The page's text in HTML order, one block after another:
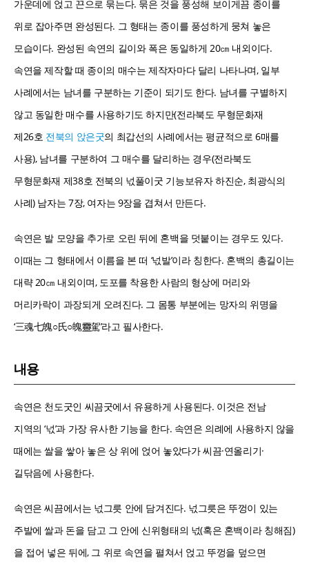
가운데에 얹고 끈으로 묶는다. 묶은 것을 풍성해 보이게끔 종이를
위로 잡아주면 완성된다. 그 형태는 종이를 풍성하게 뭉쳐 놓은
모습이다. 완성된 속연의 길이와 폭은 동일하게 20㎝ 내외이다.
속연을 제작할 때 종이의 매수는 제작자마다 달리 나타나며, 일부
사례에서는 남녀를 구분하는 기준이 되기도 한다. 남녀를 구별하지
않고 동일한 매수를 사용하기도 하지만(전라북도 무형문화재
제26호 전북의 앉은굿의 최갑선의 사례에서는 평균적으로 6매를
사용), 남녀를 구분하여 그 매수를 달리하는 경우(전라북도
무형문화재 제38호 전북의 넋풀이굿 기능보유자 하진순, 최광식의
사례) 남자는 7장, 여자는 9장을 겹쳐서 만든다.
속연은 발 모양을 추가로 오린 뒤에 혼백을 덧붙이는 경우도 있다.
이때는 그 형태에서 이름을 본 떠 ‘넋발’이라 칭한다. 혼백의 총길이는
대략 20㎝ 내외이며, 도포를 착용한 사람의 형상에 머리와
머리카락이 과장되게 오려진다. 그 몸통 부분에는 망자의 위명을
‘三魂七魄○氏○魄靈駕’라고 필사한다.
내용
속연은 천도굿인 씨끔굿에서 유용하게 사용된다. 이것은 전남
지역의 ‘넋’과 가장 유사한 기능을 한다. 속연은 의례에 사용하지 않을
때에는 쌀을 쌓아 놓은 상 위에 얹어 놓았다가 씨끔·연올리기·
길닦음에 사용한다.
속연은 씨끔에서는 넋그릇 안에 담겨진다. 넋그릇은 뚜껑이 있는
주발에 쌀과 돈을 담고 그 안에 신위형태의 넋(혹은 혼백이라 칭해짐)
을 접어 넣은 뒤에, 그 위로 속연을 펼쳐서 얹고 뚜껑을 덮으면